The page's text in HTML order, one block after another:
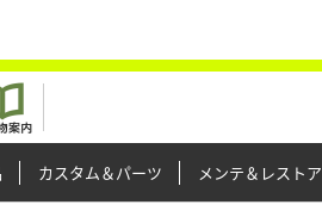
カスタム＆パーツ メンテ＆レストア